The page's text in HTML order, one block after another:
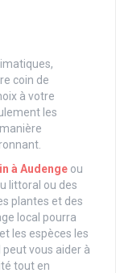
coin de
à votre
les
à Audenge ou
littoral ou des
plantes et des
local pourra
les espèces les
vous aider à
tout en